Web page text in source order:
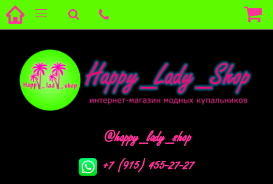
@happy_lady_shop
+7 (915) 455-27-27